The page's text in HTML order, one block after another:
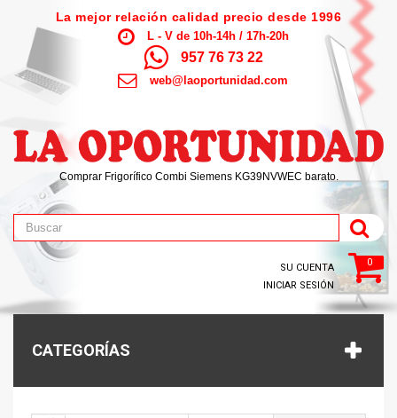
La mejor relación calidad precio desde 1996
L - V de 10h-14h / 17h-20h
957 76 73 22
web@laoportunidad.com
Comprar Frigorífico Combi Siemens KG39NVWEC barato.
0
SU CUENTA
INICIAR SESIÓN
CATEGORÍAS